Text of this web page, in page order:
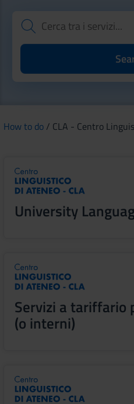
How to do / CLA - Centro
University
Servizi a tariffario
(o interni)